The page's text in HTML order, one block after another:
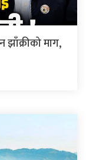
झाँक्रीको माग,